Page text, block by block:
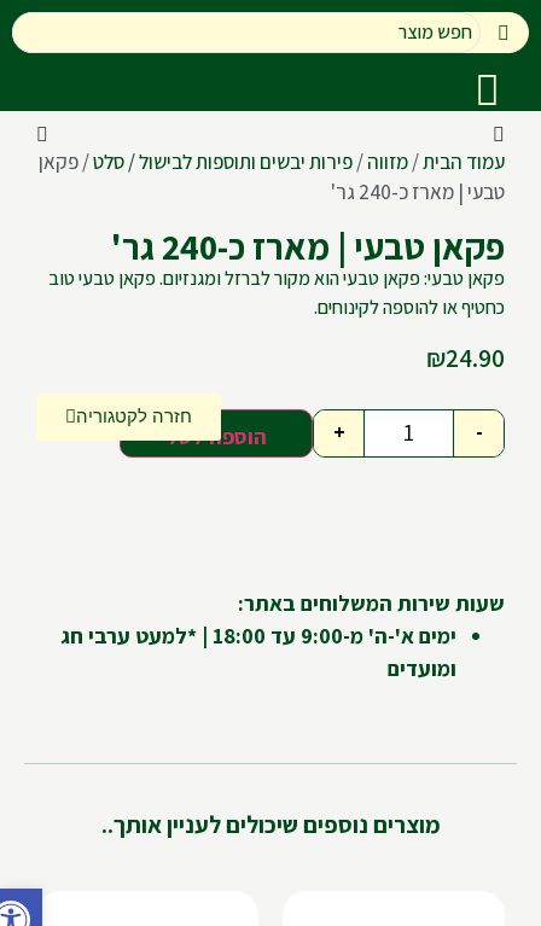
עמוד הבית/מזווה/פירות יבשים ותוספות לבישול / סלט/ פקאן
טבעי | מארז כ-240 גר'
פקאן טבעי | מארז כ-240 גר'
פקאן טבעי: פקאן טבעי הוא מקור לברזל ומגנזיום. פקאן טבעי טוב
כחטיף או להוספה לקינוחים.
₪24.90
-
+ הוספה לסל
חזרה לקטגוריה
שעות שירות המשלוחים באתר:
ימים א'-ה' מ-9:00 עד 18:00 | *למעט ערבי חג
ומועדים
מוצרים נוספים שיכולים לעניין אותך..
פתח